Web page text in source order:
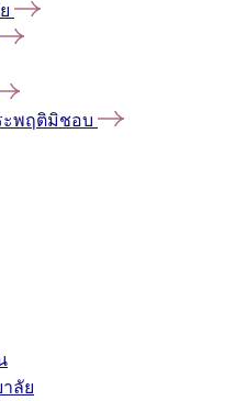
ะพฤติมิชอบ
ลัย